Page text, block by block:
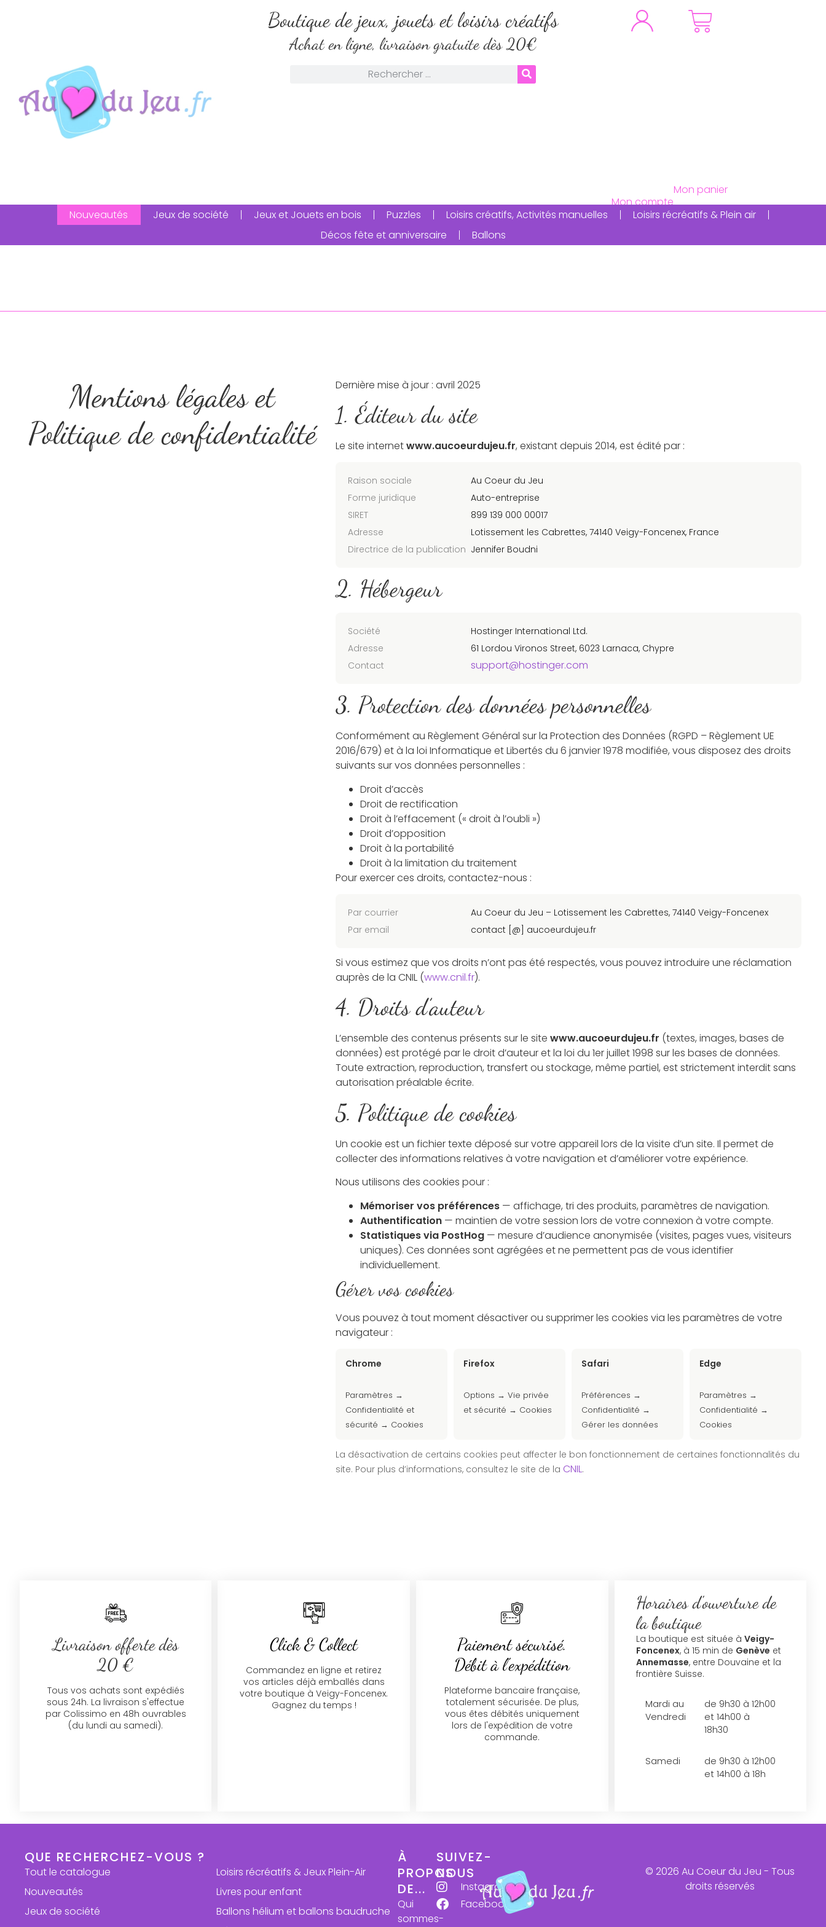
Boutique de jeux, jouets et loisirs créatifs
Achat en ligne, livraison gratuite dès 20€
Nouveautés Jeux de société Jeux et Jouets en bois Puzzles Loisirs créatifs, Activités manuelles
Loisirs récréatifs & Plein air
Décos fête et anniversaire
Ballons
Mentions légales et
Politique de confidentialité
Dernière mise à jour : avril 2025
1. Éditeur du site
Le site internetwww.aucoeurdujeu.fr, existant depuis 2014, est édité par :
Raison sociale
Au Coeur du Jeu
Forme juridique
Auto-entreprise
SIRET
899 139 000 00017
Adresse
Lotissement les Cabrettes, 74140 Veigy-Foncenex, France
Directrice de la publication Jennifer Boudni
2. Hébergeur
Société
Hostinger International Ltd.
Adresse
61 Lordou Vironos Street, 6023 Larnaca, Chypre
Contact
support@hostinger.com
3. Protection des données personnelles
Conformément au Règlement Général sur la Protection des Données (RGPD – Règlement UE
2016/679) et à la loi Informatique et Libertés du 6 janvier 1978 modifiée, vous disposez des droits
suivants sur vos données personnelles :
Droit d’accès
Droit de rectification
Droit à l’effacement (« droit à l’oubli »)
Droit d’opposition
Droit à la portabilité
Droit à la limitation du traitement
Pour exercer ces droits, contactez-nous :
Par courrier
Au Coeur du Jeu – Lotissement les Cabrettes, 74140 Veigy-Foncenex
Par email
contact [@] aucoeurdujeu.fr
Si vous estimez que vos droits n’ont pas été respectés, vous pouvez introduire une réclamation
auprès de la CNIL (www.cnil.fr).
4. Droits d’auteur
L’ensemble des contenus présents sur le site www.aucoeurdujeu.fr (textes, images, bases de
données) est protégé par le droit d’auteur et la loi du 1er juillet 1998 sur les bases de données.
Toute extraction, reproduction, transfert ou stockage, même partiel, est strictement interdit sans
autorisation préalable écrite.
5. Politique de cookies
Un cookie est un fichier texte déposé sur votre appareil lors de la visite d’un site. Il permet de
collecter des informations relatives à votre navigation et d’améliorer votre expérience.
Nous utilisons des cookies pour :
Mémoriser vos préférences— affichage, tri des produits, paramètres de navigation.
Authentification— maintien de votre session lors de votre connexion à votre compte.
Statistiques via PostHog— mesure d’audience anonymisée (visites, pages vues, visiteurs
uniques). Ces données sont agrégées et ne permettent pas de vous identifier
individuellement.
Gérer vos cookies
Vous pouvez à tout moment désactiver ou supprimer les cookies via les paramètres de votre
navigateur :
Chrome
Paramètres →
Confidentialité et
sécurité → Cookies
Firefox
Options → Vie privée
et sécurité → Cookies
Safari
Préférences →
Confidentialité →
Gérer les données
Edge
Paramètres →
Confidentialité →
Cookies
La désactivation de certains cookies peut affecter le bon fonctionnement de certaines fonctionnalités du
site. Pour plus d’informations, consultez le site de la CNIL.
Livraison offerte dès
20 €
Tous vos achats sont expédiés
sous 24h. La livraison s'effectue
par Colissimo en 48h ouvrables
(du lundi au samedi).
Click & Collect
Commandez en ligne et retirez
vos articles déjà emballés dans
votre boutique à Veigy-Foncenex.
Gagnez du temps !
Paiement sécurisé.
Débit à l'expédition
Plateforme bancaire française,
totalement sécurisée. De plus,
vous êtes débités uniquement
lors de l'expédition de votre
commande.
Horaires d'ouverture de
la boutique
La boutique est située à Veigy-
Foncenex, à 15 min de Genève et
Annemasse, entre Douvaine et la
frontière Suisse.
Mardi au
Vendredi
de 9h30 à 12h00
et 14h00 à
18h30
Samedi
de 9h30 à 12h00
et 14h00 à 18h
QUE RECHERCHEZ-VOUS ?
Tout le catalogue
Nouveautés
Jeux de société
Loisirs récréatifs & Jeux Plein-Air
Livres pour enfant
Ballons hélium et ballons baudruche
À
PROPOS
DE...
Qui
sommes-
SUIVEZ-
NOUS
Instagram
Facebook
© 2026 Au Coeur du Jeu - Tous
droits réservés